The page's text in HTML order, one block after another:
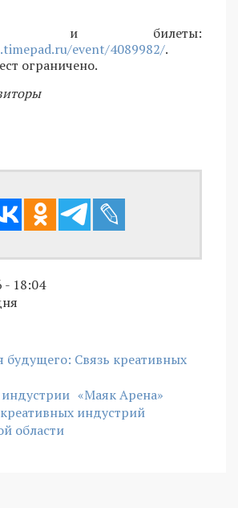
и билеты:
event/4089982/.
ограничено.
- 18:04
будущего: Связь креативных
«Маяк Арена»
индустрий
области